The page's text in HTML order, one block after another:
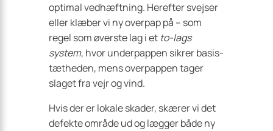
optimal vedhæftning. Herefter svejser
eller klæber vi ny overpap på – som
regel som øverste lag i et to-lags
system, hvor underpappen sikrer basis­
tætheden, mens overpappen tager
slaget fra vejr og vind.
Hvis der er lokale skader, skærer vi det
defekte område ud og lægger både ny